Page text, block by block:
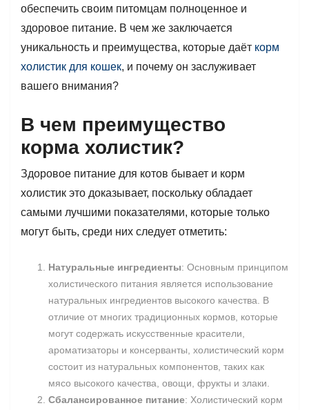
обеспечить своим питомцам полноценное и
здоровое питание. В чем же заключается
уникальность и преимущества, которые даёт корм
холистик для кошек, и почему он заслуживает
вашего внимания?
В чем преимущество
корма холистик?
Здоровое питание для котов бывает и корм
холистик это доказывает, поскольку обладает
самыми лучшими показателями, которые только
могут быть, среди них следует отметить:
Натуральные ингредиенты: Основным принципом
холистического питания является использование
натуральных ингредиентов высокого качества. В
отличие от многих традиционных кормов, которые
могут содержать искусственные красители,
ароматизаторы и консерванты, холистический корм
состоит из натуральных компонентов, таких как
мясо высокого качества, овощи, фрукты и злаки.
Сбалансированное питание: Холистический корм